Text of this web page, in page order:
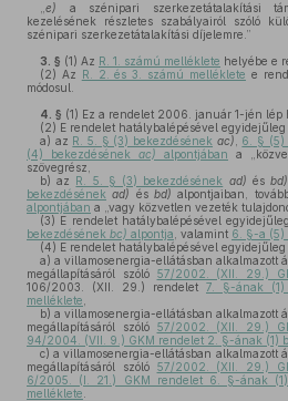
e) a szénipari szerkezetátalakítási
kezelésének részletes szabályairól szóló
szénipari szerkezetátalakítási díjelemre.”
3. § (1) Az R. 1. számú melléklete helyébe e
(2) Az R. 2. és 3. számú melléklete e
módosul.
4. § (1) Ez a rendelet 2006. január 1-jén lép
(2) E rendelet hatálybalépésével
a) az R. 5. § (3) bekezdésének ac) 6. § (5)
(4) bekezdésének ac) alpontjában a
szövegrész,
b) az R. 5. § (3) bekezdésének ad) és bd)
bekezdésének ad) ésbd) alpontjaiban,
alpontjában a „vagy közvetlen vezeték
(3) E rendelet hatálybalépésével
bekezdésének bc) alpontja , valamint 6. §-a (5)
(4) E rendelet hatálybalépésével
a) a villamosenergia-ellátásban alkalmazott
megállapításáról szóló 57/2002. (XII. 29.)
106/2003. (XII. 29.) rendelet 7. §-ának (1)
melléklete
b) a villamosenergia-ellátásban alkalmazott
megállapításáról szóló 57/2002. (XII. 29.)
94/2004. (VII. 9.) GKM rendelet 2. §-ának (1)
c) a villamosenergia-ellátásban alkalmazott
megállapításáról szóló 57/2002. (XII. 29.)
6/2005. (I. 21.) GKM rendelet 6. §-ának (1)
melléklete